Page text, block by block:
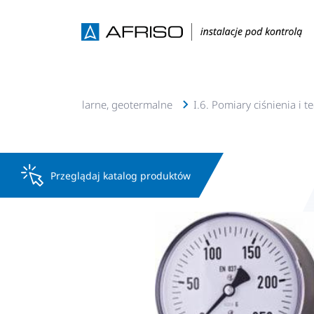
c.o., c.w.u, solarne, geotermalne I.6. Pomiary ciśnienia i
Przeglądaj katalog produktów